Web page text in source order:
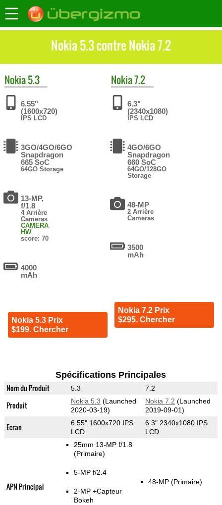
Nokia 5.3 contre Nokia 7.2
Nokia5.3
6.55"
(1600x720)
IPS LCD
3GO/4GO/6GO
Snapdragon
665 SoC
64GO Storage
13-MP,
f/1.8
4 Arrière
Cameras
CAMERA
HW
score: 70
4000
mAh
Nokia 5.3 Prix
$199. Chercher
Nokia7.2
6.3"
(2340x1080)
IPS LCD
4GO/6GO
Snapdragon
660 SoC
64GO/128GO
Storage
48-MP
2 Arrière
Cameras
3500
mAh
Nokia 7.2 Prix
$295. Chercher
Spécifications Principales
Nom du Produit 5.3 7.2
Produit Nokia 5.3 (Launched
2020-03-19)
Nokia 7.2 (Launched
2019-09-01)
Ecran
6.55" 1600x720 IPS
LCD
6.3" 2340x1080 IPS
LCD
APN Principal
25mm 13-MP f/1.8
(Primaire)
5-MP f/2.4
2-MP +Capteur
Bokeh
48-MP (Primaire)